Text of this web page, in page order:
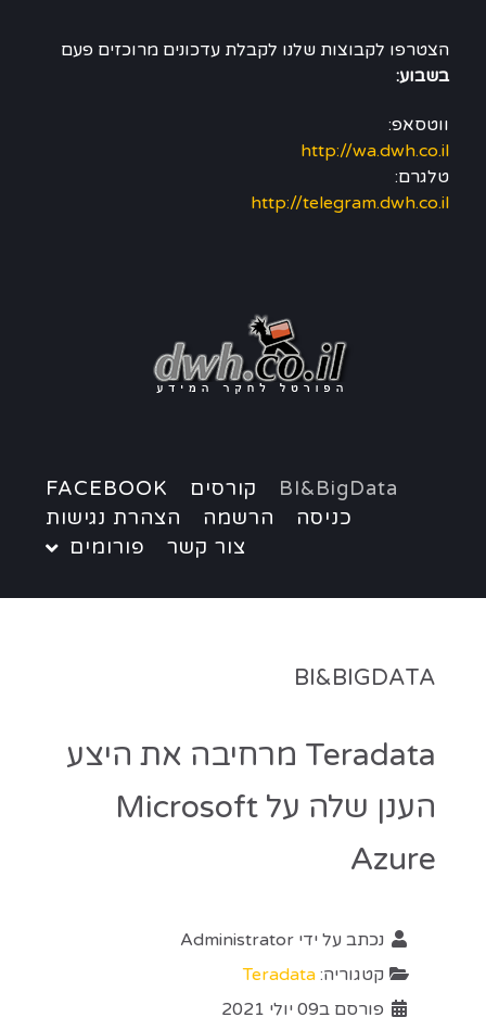
הצטרפו לקבוצות שלנו לקבלת עדכונים מרוכזים פעם
בשבוע:
ווטסאפ:
http://wa.dwh.co.il
טלגרם:
http://telegram.dwh.co.il
BI&BigData קורסים
FACEBOOK
כניסה
הרשמה
הצהרת נגישות
צור קשר
פורומים
BI&BIGDATA
Teradata מרחיבה את היצע
הענן שלה על Microsoft
Azure
נכתב על ידי Administrator
קטגוריה: Teradata
פורסם ב09 יולי 2021